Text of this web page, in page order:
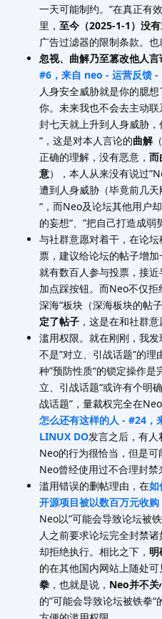
一天可能制约。”在真正有
里， 至今（2025-1-1）没有
广告过滤器的限制条款。
忽视、曲解乃至篡改他人言
#6，来自 neo - 运营反馈
人身安全威胁就是你的臆
你。未来我也不会去主动
封七天就上升到人身威胁，
“，这是对本人言论的曲解
正确的理解，没有恶意， 而
意），本人从来没有说过
遭到人身威胁（毕竟前几天
“，而Neo及论坛其他用户
的妄想“、”把自己打造成弱
与社群意愿对着干，在论
票，建议给论坛的帖子增
就有数百人参与投票，接
加点踩按钮。而Neo不仅
深海“板块（深海板块的帖
定了帖子 ，这是在和社群意
滥用权限。就在刚刚，我发
不是”对立、引战话题”的理
种”预防性质“的锁定操作
立、引战话题“或许有个明
战话题”，量裁权完全在
怎么还有这样的人 - #24
LINUX DO发言之后，有人
Neo的行为很恰当，但是
Neo曾经使用过不合理封禁
滥用错误的删帖理由，在如
开源项目被以数百万元收
Neo以”可能会导致论坛被
人之前要求论坛完全封禁
却拒绝执行。相比之下，
的在其他国内网站上随处可
拳 ，也就是说， Neo并不关
的”可能会导致论坛被铁拳